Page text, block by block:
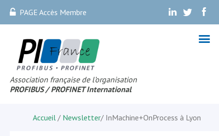
PAGE Accès Membre . . .
Association française de l’organisation
PROFIBUS / PROFINET International
Accueil / Newsletter/ InMachine+OnProcess à Lyon